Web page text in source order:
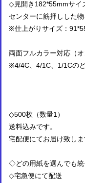
◇見開き182*55mmサイ
センターに筋押しした物
※仕上がりサイズ：
両面フルカラー対応（オ
※4/4C、4/1C、1/1Cの
◇500枚（数量1）
送料込みです。
宅配便にてお届け致しま
◇どの用紙を選んでも統
◇宅急便にて配送